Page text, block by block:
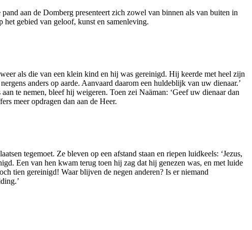
aan de Domberg presenteert zich zowel van binnen als van buiten in
het gebied van geloof, kunst en samenleving.
als die van een klein kind en hij was gereinigd. Hij keerde met heel zijn
anders op aarde. Aanvaard daarom een huldeblijk van uw dienaar.’
te nemen, bleef hij weigeren. Toen zei Naäman: ‘Geef uw dienaar dan
meer opdragen dan aan de Heer.
tegemoet. Ze bleven op een afstand staan en riepen luidkeels: ‘Jezus,
Een van hen kwam terug toen hij zag dat hij genezen was, en met luide
tien gereinigd! Waar blijven de negen anderen? Is er niemand